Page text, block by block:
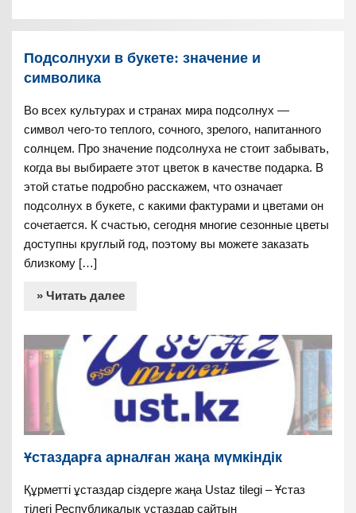
Подсолнухи в букете: значение и
символика
Во всех культурах и странах мира подсолнух —
символ чего-то теплого, сочного, зрелого, напитанного
солнцем. Про значение подсолнуха не стоит забывать,
когда вы выбираете этот цветок в качестве подарка. В
этой статье подробно расскажем, что означает
подсолнух в букете, с какими фактурами и цветами он
сочетается. К счастью, сегодня многие сезонные цветы
доступны круглый год, поэтому вы можете заказать
близкому […]
» Читать далее
Ұстаздарға арналған жаңа мүмкіндік
Құрметті ұстаздар сіздерге жаңа Ustaz tilegi – Ұстаз
тілегі Республикалық ұстаздар сайтын